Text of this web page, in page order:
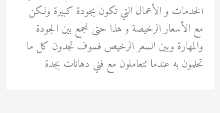
الخدمات و الأعمال التي تكون بجودة كبيرة ولكن
مع الأسعار الرخيصة و هذا حتى نجمع بين الجودة
والمهارة وبين السعر الرخيص فسوف تجدون كل ما
تحلمون به عندما تتعاملون مع فني دهانات بجدة